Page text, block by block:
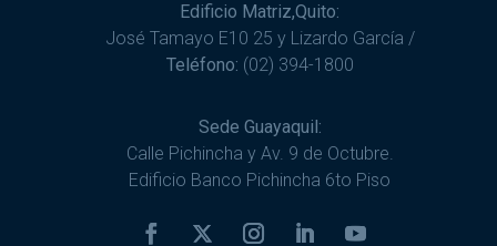
Edificio Matriz,Quito:
José Tamayo E10 25 y Lizardo García /
Teléfono: (02) 394-1800
Sede Guayaquil:
Calle Pichincha y Av. 9 de Octubre.
Edificio Banco Pichincha 6to Piso